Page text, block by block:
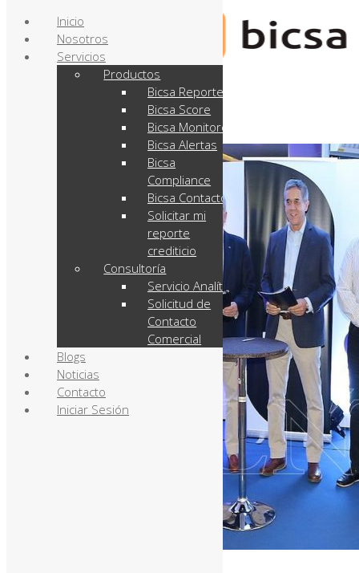
Inicio
Nosotros
Servicios
Productos
Bicsa Reporte
Bicsa Score
Bicsa Monitoreo
Bicsa Alertas
Bicsa
Compliance
Bicsa Contactos
Solicitar mi
reporte
crediticio
Consultoría
Servicio Analítico
Solicitud de
Contacto
Comercial
Blogs
Noticias
Contacto
Iniciar Sesión